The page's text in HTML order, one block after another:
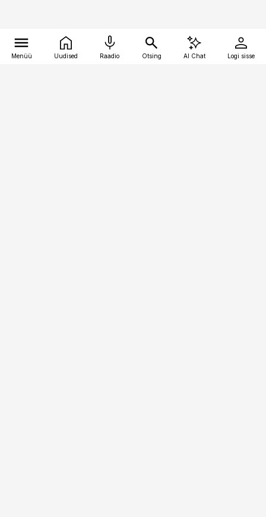
Menüü Uudised Raadio Otsing AI Chat Logi sisse